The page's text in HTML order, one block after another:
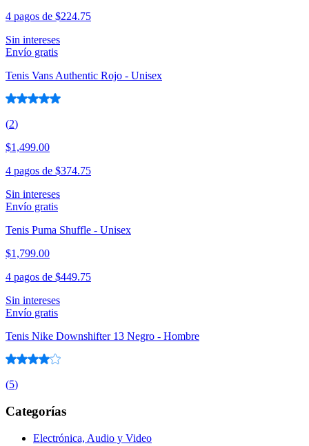
4 pagos de $224.75
Sin intereses
Envío gratis
Tenis Vans Authentic Rojo - Unisex
(2)
$1,499.00
4 pagos de $374.75
Sin intereses
Envío gratis
Tenis Puma Shuffle - Unisex
$1,799.00
4 pagos de $449.75
Sin intereses
Envío gratis
Tenis Nike Downshifter 13 Negro - Hombre
(5)
Categorías
Electrónica, Audio y Video